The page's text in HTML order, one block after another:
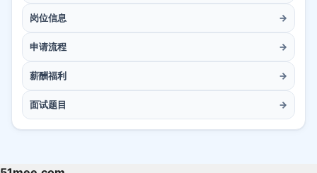
岗位信息 →
申请流程 →
薪酬福利 →
面试题目 →